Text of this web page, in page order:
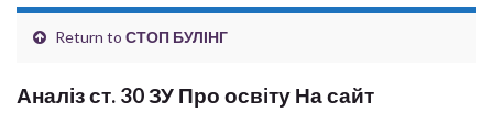
Return to СТОП БУЛІНГ
Аналіз ст. 30 ЗУ Про освіту На сайт